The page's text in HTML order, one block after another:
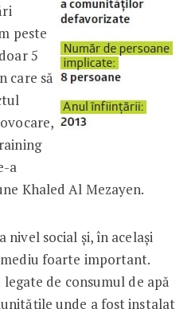
peste
5
care să
a
Khaled Al Mezayen.
nivel social și, în același
foarte important.
de consumul de apă
unde a fost instalat